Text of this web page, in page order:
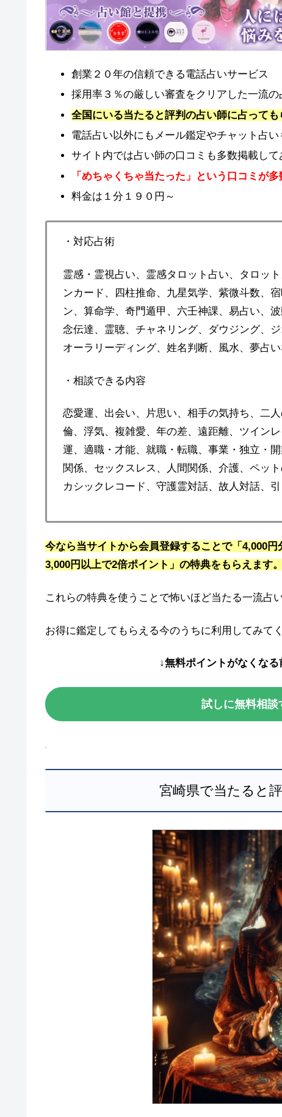
創業２０年の信頼できる電話占いサービス
採用率３％の厳しい審査をクリアした一流
全国にいる当たると評判の占い師に占っても
電話占い以外にもメール鑑定やチャット占い
サイト内では占い師の口コミも多数掲載して
「めちゃくちゃ当たった」という口コミが多
料金は１分１９０円～
・対応占術
霊感・霊視占い、霊感タロット占い、タロッ
ンカード、四柱推命、九星気学、紫微斗数、
ン、算命学、奇門遁甲、六壬神課、易占い、
念伝達、霊聴、チャネリング、ダウジング、
オーラリーディング、姓名判断、風水、夢占
・相談できる内容
恋愛運、出会い、片思い、相手の気持ち、二
倫、浮気、複雑愛、年の差、遠距離、ツイン
運、適職・才能、就職・転職、事業・独立・
関係、セックスレス、人間関係、介護、ペッ
カシックレコード、守護霊対話、故人対話、
今なら当サイトから会員登録することで「4,000
3,000円以上で2倍ポイント」の特典をもらえます。
これらの特典を使うことで怖いほど当たる一流占
お得に鑑定してもらえる今のうちに利用してみてく
↓無料ポイントがなくな
試しに無料相談
宮崎県で当たると